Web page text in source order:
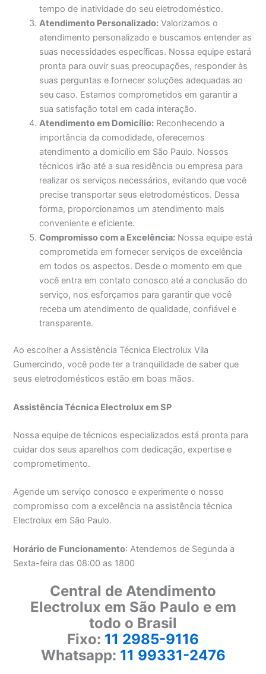
tempo de inatividade do seu eletrodoméstico.
Atendimento Personalizado: Valorizamos o
atendimento personalizado e buscamos entender as
suas necessidades específicas. Nossa equipe estará
pronta para ouvir suas preocupações, responder às
suas perguntas e fornecer soluções adequadas ao
seu caso. Estamos comprometidos em garantir a
sua satisfação total em cada interação.
Atendimento em Domicílio: Reconhecendo a
importância da comodidade, oferecemos
atendimento a domicílio em São Paulo. Nossos
técnicos irão até a sua residência ou empresa para
realizar os serviços necessários, evitando que você
precise transportar seus eletrodomésticos. Dessa
forma, proporcionamos um atendimento mais
conveniente e eficiente.
Compromisso com a Excelência: Nossa equipe está
comprometida em fornecer serviços de excelência
em todos os aspectos. Desde o momento em que
você entra em contato conosco até a conclusão do
serviço, nos esforçamos para garantir que você
receba um atendimento de qualidade, confiável e
transparente.
Ao escolher a Assistência Técnica Electrolux Vila
Gumercindo, você pode ter a tranquilidade de saber que
seus eletrodomésticos estão em boas mãos.
Assistência Técnica Electrolux em SP
Nossa equipe de técnicos especializados está pronta para
cuidar dos seus aparelhos com dedicação, expertise e
comprometimento.
Agende um serviço conosco e experimente o nosso
compromisso com a excelência na assistência técnica
Electrolux em São Paulo.
Horário de Funcionamento: Atendemos de Segunda a
Sexta-feira das 08:00 as 1800
Central de Atendimento
Electrolux em São Paulo e em
todo o Brasil
Fixo: 11 2985-9116
Whatsapp: 11 99331-2476